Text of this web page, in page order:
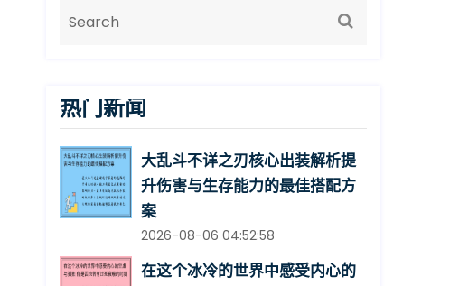
热门新闻
大乱斗不详之刃核心出装解析提
升伤害与生存能力的最佳搭配方
案
2026-08-06 04:52:58
在这个冰冷的世界中感受内心的